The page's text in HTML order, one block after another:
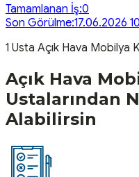
Tamamlanan İş:0
Son Görülme:17.06.2026
1 Usta Açık Hava Mobilya
Açık Hava
Ustalarından
Alabilirsin